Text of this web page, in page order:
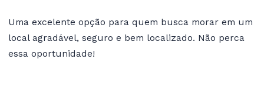
Uma excelente opção para quem busca morar em um
local agradável, seguro e bem localizado. Não perca
essa oportunidade!